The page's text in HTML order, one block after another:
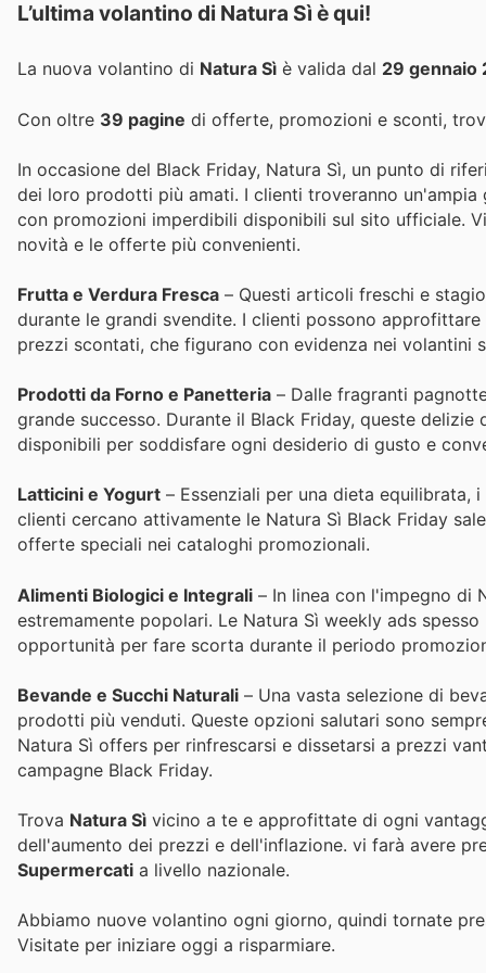
L’ultima volantino di Natura Sì è qui!
La nuova volantino di Natura Sì è valida dal 29 gennaio
Con oltre 39 pagine di offerte, promozioni e sconti,
In occasione del Black Friday, Natura Sì, un punto di
dei loro prodotti più amati. I clienti troveranno
con promozioni imperdibili disponibili sul sito ufficiale.
novità e le offerte più convenienti.
Frutta e Verdura Fresca – Questi articoli freschi e
durante le grandi svendite. I clienti possono
prezzi scontati, che figurano con evidenza nei volantini
Prodotti da Forno e Panetteria – Dalle fragranti
grande successo. Durante il Black Friday, queste
disponibili per soddisfare ogni desiderio di gusto e
Latticini e Yogurt – Essenziali per una dieta
clienti cercano attivamente le Natura Sì Black Friday
offerte speciali nei cataloghi promozionali.
Alimenti Biologici e Integrali – In linea con l'impegno di
estremamente popolari. Le Natura Sì weekly ads
opportunità per fare scorta durante il periodo
Bevande e Succhi Naturali – Una vasta selezione di
prodotti più venduti. Queste opzioni salutari sono
Natura Sì offers per rinfrescarsi e dissetarsi a prezzi
campagne Black Friday.
Trova Natura Sì vicino a te e approfittate di ogni
dell'aumento dei prezzi e dell'inflazione. vi farà avere
Supermercati a livello nazionale.
Abbiamo nuove volantino ogni giorno, quindi tornate
Visitate per iniziare oggi a risparmiare.